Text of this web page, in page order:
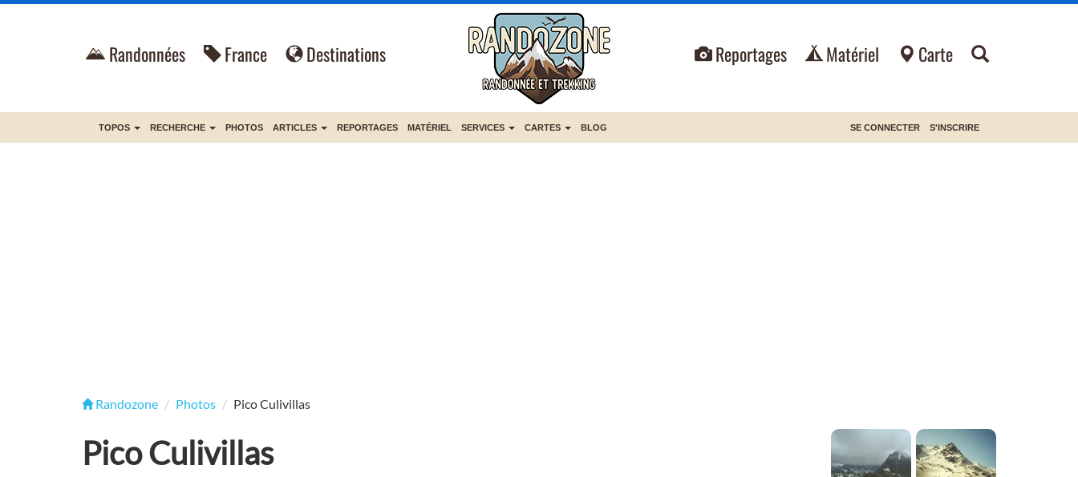
Randonnées France Destinations Reportages Matériel Carte
TOPOS RECHERCHE PHOTOS ARTICLES REPORTAGES MATÉRIEL SERVICES CARTES BLOG SE CONNECTER S'INSCRIRE
Randozone Photos Pico Culivillas
Pico Culivillas